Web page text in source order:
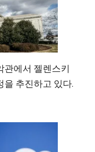
관에서 젤렌스키
추진하고 있다.